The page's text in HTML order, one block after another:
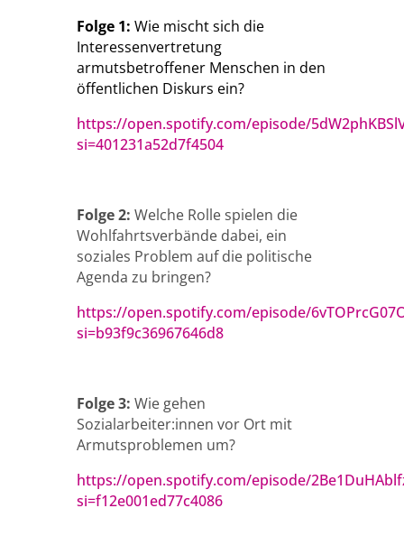
Folge 1: Wie mischt sich die
Interessenvertretung
armutsbetroffener Menschen in den
öffentlichen Diskurs ein?
https://open.spotify.com/episode/
si=401231a52d7f4504
Folge 2: Welche Rolle spielen die
Wohlfahrtsverbände dabei, ein
soziales Problem auf die politische
Agenda zu bringen?
https://open.spotify.com/episode/
si=b93f9c36967646d8
Folge 3: Wie gehen
Sozialarbeiter:innen vor Ort mit
Armutsproblemen um?
https://open.spotify.com/episode/
si=f12e001ed77c4086